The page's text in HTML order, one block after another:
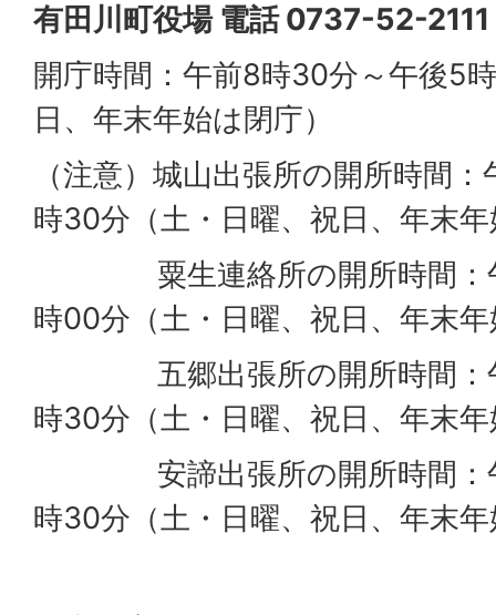
有田川町役場 電話 0737-52-2111
開庁時間：午前8時30分～午後5
日、年末年始は閉庁）
（注意）城山出張所の開所時間
時30分（土・日曜、祝日、年末
粟生連絡所の開所時間：午
時00分（土・日曜、祝日、年末
五郷出張所の開所時間：午
時30分（土・日曜、祝日、年末
安諦出張所の開所時間：午
時30分（土・日曜、祝日、年末